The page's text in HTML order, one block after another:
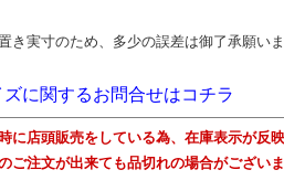
き実寸のため、多少の誤差は御了承願いま
ズに関するお問合せはコチラ
に店頭販売をしている為、在庫表示が反
ご注文が出来ても品切れの場合がございま